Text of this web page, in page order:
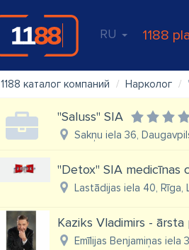
RU 1188
1188 каталог компаний Нарколог
"Saluss" SIA
Sakņu iela 36,
"Detox" SIA medicīnas
Lastādijas iela 40, Rīga,
Kaziks Vladimirs -
Emīlijas Benjamiņas iela